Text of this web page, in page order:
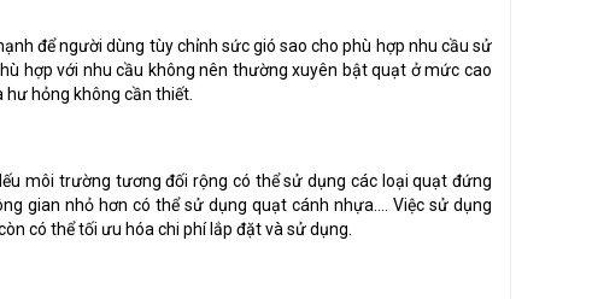
để người dùng tùy chỉnh sức gió sao cho phù hợp nhu cầu sử
hợp với nhu cầu không nên thường xuyên bật quạt ở mức cao
hư hỏng không cần thiết.
môi trường tương đối rộng có thể sử dụng các loại quạt đứng
gian nhỏ hơn có thể sử dụng quạt cánh nhựa…. Việc sử dụng
có thể tối ưu hóa chi phí lắp đặt và sử dụng.